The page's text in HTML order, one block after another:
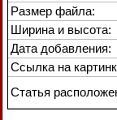
Размер файла:
Ширина и высота:
Дата добавления:
Ссылка на
Статья